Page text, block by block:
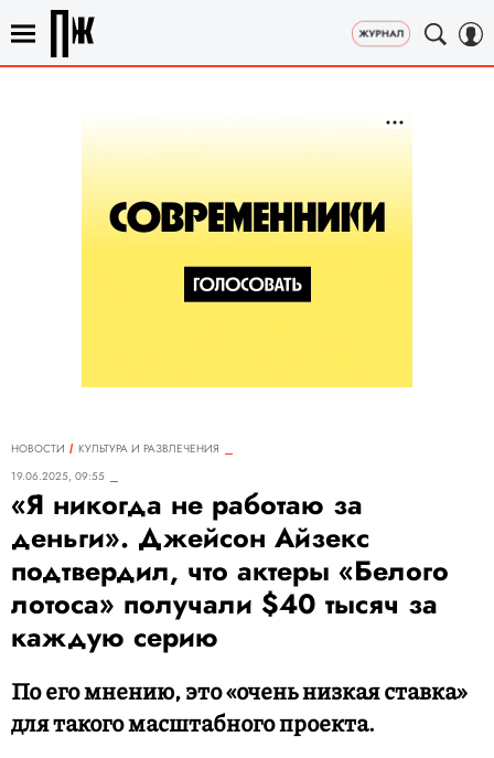
НОВОСТИ
КУЛЬТУРА И РАЗВЛЕЧЕНИЯ
19.06.2025, 09:55
«Я никогда не работаю за
деньги». Джейсон Айзекс
подтвердил, что актеры «Белого
лотоса» получали $40 тысяч за
каждую серию
По его мнению, это «очень низкая ставка»
для такого масштабного проекта.